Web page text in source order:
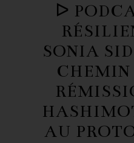
ᐅ
SONIA
CHEMIN
AU